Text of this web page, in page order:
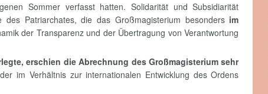
Sommer verfasst hatten. Solidarität und Subsidiarität
Patriarchates, die das Großmagisterium besondersim
der Transparenz und der Übertragung von Verantwortung
erschien die Abrechnung des Großmagisterium sehr
im Verhältnis zur internationalen Entwicklung des Ordens